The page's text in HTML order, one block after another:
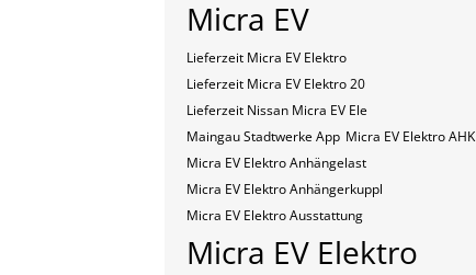
Micra EV
Lieferzeit Micra EV Elektro
Lieferzeit Micra EV Elektro 20
Lieferzeit Nissan Micra EV Ele
Maingau Stadtwerke App Micra EV Elektro AHK
Micra EV Elektro Anhängelast
Micra EV Elektro Anhängerkuppl
Micra EV Elektro Ausstattung
Micra EV Elektro